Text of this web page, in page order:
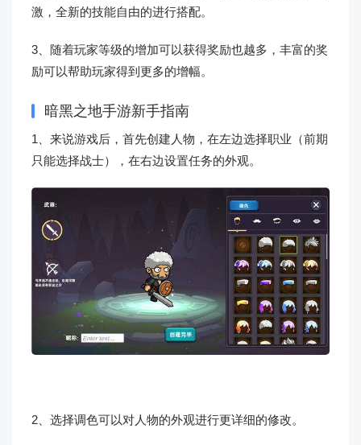
激，全新的技能自由的进行搭配。
3、随着玩家等级的增加可以获得奖励也越多，丰富的奖
励可以帮助玩家得到更多的增幅。
暗黑之地手游新手指南
1、来说游戏后，首先创建人物，在左边选择职业（前期
只能选择战士），在右边设置任务的外观。
2、选择调色可以对人物的外观进行更详细的修改。